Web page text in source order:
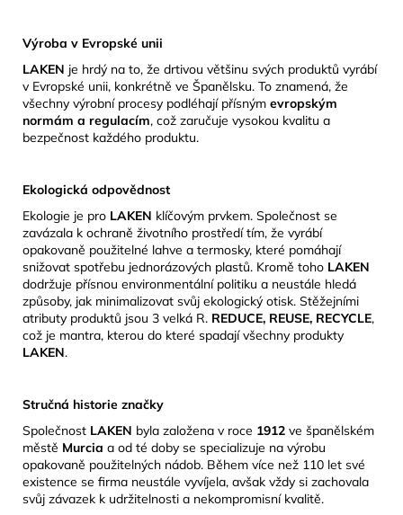
Výroba v Evropské unii
LAKEN je hrdý na to, že drtivou většinu svých produktů vyrábí
v Evropské unii, konkrétně ve Španělsku. To znamená, že
všechny výrobní procesy podléhají přísným evropským
normám a regulacím, což zaručuje vysokou kvalitu a
bezpečnost každého produktu.
Ekologická odpovědnost
Ekologie je pro LAKEN klíčovým prvkem. Společnost se
zavázala k ochraně životního prostředí tím, že vyrábí
opakovaně použitelné lahve a termosky, které pomáhají
snižovat spotřebu jednorázových plastů. Kromě toho LAKEN
dodržuje přísnou environmentální politiku a neustále hledá
způsoby, jak minimalizovat svůj ekologický otisk. ​Stěžejními
atributy produktů jsou 3 velká R. REDUCE, REUSE, RECYCLE,
což je mantra, kterou do které spadají všechny produkty
LAKEN.
Stručná historie značky
Společnost LAKEN byla založena v roce 1912 ve španělském
městě Murcia a od té doby se specializuje na výrobu
opakovaně použitelných nádob. Během více než 110 let své
existence se firma neustále vyvíjela, avšak vždy si zachovala
svůj závazek k udržitelnosti a nekompromisní kvalitě.